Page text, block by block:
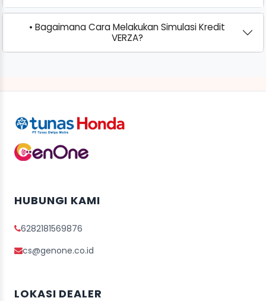
• Bagaimana Cara Melakukan Simulasi Kredit
VERZA?
HUBUNGI KAMI
6282181569876
cs@genone.co.id
LOKASI DEALER